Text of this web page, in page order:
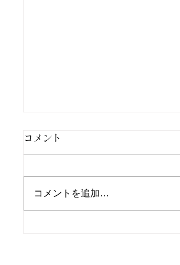
コメント
コメントを追加…